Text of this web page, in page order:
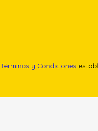
Términos y Condiciones